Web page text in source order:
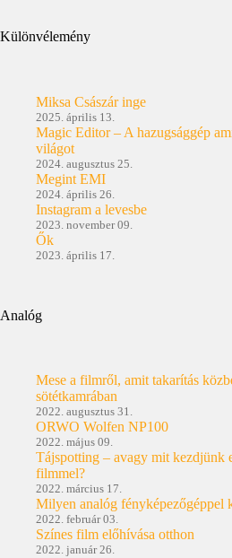
Különvélemény
Miksa Császár inge
2025. április 13.
Magic Editor – A hazugsággép
világot
2024. augusztus 25.
Megint EMI
2024. április 26.
Instagram a levesbe
2023. november 09.
Ők
2023. április 17.
Analóg
Mese a filmről, amit takarítás
sötétkamrában
2022. augusztus 31.
ORWO Wolfen NP100
2022. május 09.
Tájspotting – avagy mit kezdjünk
filmmel?
2022. március 17.
Milyen analóg fényképezőgéppel
2022. február 03.
Színes film előhívása otthon
2022. január 26.